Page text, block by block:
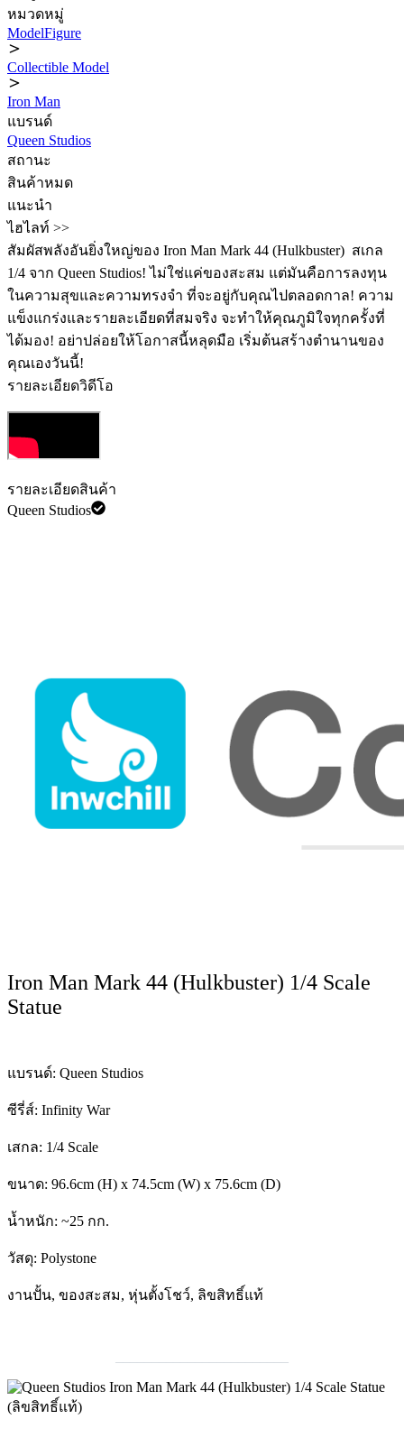
หมวดหมู่
ModelFigure
Collectible Model
Iron Man
แบรนด์
Queen Studios
สถานะ
สินค้าหมด
แนะนำ
ไฮไลท์ >>
สัมผัสพลังอันยิ่งใหญ่ของ Iron Man Mark 44 (Hulkbuster) ️ สเกล
1/4 จาก Queen Studios! ไม่ใช่แค่ของสะสม แต่มันคือการลงทุน
ในความสุขและความทรงจำ ที่จะอยู่กับคุณไปตลอดกาล! ความ
แข็งแกร่งและรายละเอียดที่สมจริง จะทำให้คุณภูมิใจทุกครั้งที่
ได้มอง! อย่าปล่อยให้โอกาสนี้หลุดมือ เริ่มต้นสร้างตำนานของ
คุณเองวันนี้!
รายละเอียดวิดีโอ
รายละเอียดสินค้า
Queen Studios
Iron Man Mark 44 (Hulkbuster) 1/4 Scale
Statue
แบรนด์: Queen Studios
ซีรี่ส์: Infinity War
เสกล: 1/4 Scale
ขนาด: 96.6cm (H) x 74.5cm (W) x 75.6cm (D)
น้ำหนัก: ~25 กก.
วัสดุ: Polystone
งานปั้น, ของสะสม, หุ่นตั้งโชว์, ลิขสิทธิ์แท้